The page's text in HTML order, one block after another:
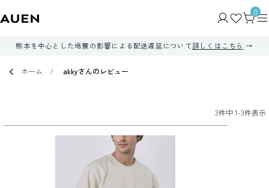
0
熊本を中心とした地震の影響による配送遅延について詳しくはこちら
ホーム akkyさんのレビュー
3件中1-3件表示